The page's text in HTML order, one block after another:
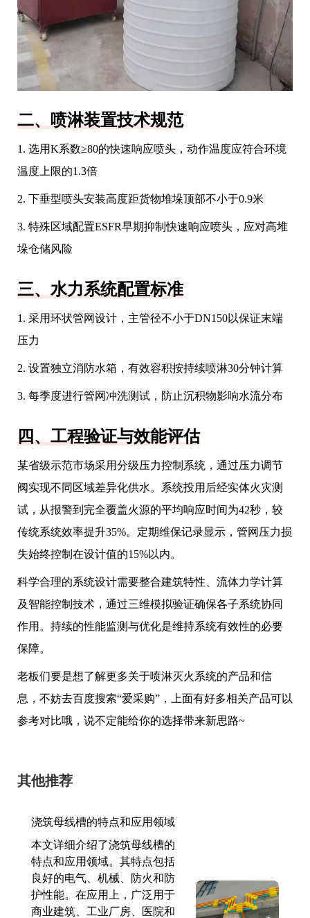
二、喷淋装置技术规范
1. 选用K系数≥80的快速响应喷头，动作温度应符合环境
温度上限的1.3倍
2. 下垂型喷头安装高度距货物堆垛顶部不小于0.9米
3. 特殊区域配置ESFR早期抑制快速响应喷头，应对高堆
垛仓储风险
三、水力系统配置标准
1. 采用环状管网设计，主管径不小于DN150以保证末端
压力
2. 设置独立消防水箱，有效容积按持续喷淋30分钟计算
3. 每季度进行管网冲洗测试，防止沉积物影响水流分布
四、工程验证与效能评估
某省级示范市场采用分级压力控制系统，通过压力调节
阀实现不同区域差异化供水。系统投用后经实体火灾测
试，从报警到完全覆盖火源的平均响应时间为42秒，较
传统系统效率提升35%。定期维保记录显示，管网压力损
失始终控制在设计值的15%以内。
科学合理的系统设计需要整合建筑特性、流体力学计算
及智能控制技术，通过三维模拟验证确保各子系统协同
作用。持续的性能监测与优化是维持系统有效性的必要
保障。
老板们要是想了解更多关于喷淋灭火系统的产品和信
息，不妨去百度搜索“爱采购”，上面有好多相关产品可以
参考对比哦，说不定能给你的选择带来新思路~
其他推荐
浇筑母线槽的特点和应用领域
本文详细介绍了浇筑母线槽的
特点和应用领域。其特点包括
良好的电气、机械、防火和防
护性能。在应用上，广泛用于
商业建筑、工业厂房、医院和